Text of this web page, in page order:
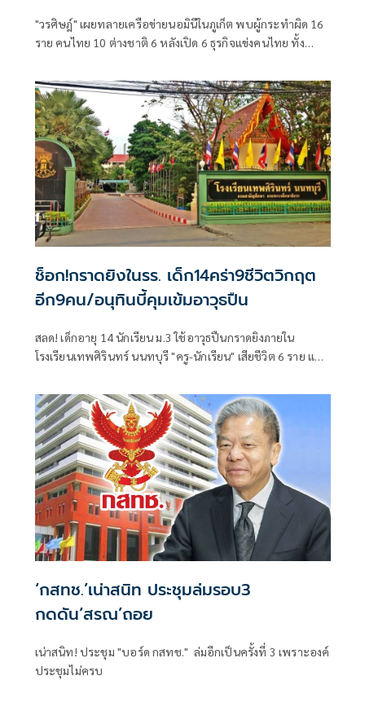
"วรศิษฎ์" เผยทลายเครือข่ายนอมินีในภูเก็ต พบผู้กระทำผิด 16
ราย คนไทย 10 ต่างชาติ 6 หลังเปิด 6 ธุรกิจแข่งคนไทย ทั้ง
ช็อก!กราดยิงในรร. เด็ก14คร่า9ชีวิตวิกฤต
อีก9คน/อนุทินบี้คุมเข้มอาวุธปืน
สลด! เด็กอายุ 14 นักเรียน ม.3 ใช้อาวุธปืนกราดยิงภายใน
โรงเรียนเทพศิรินทร์ นนทบุรี "ครู-นักเรียน" เสียชีวิต 6 ราย และ
‘กสทช.’เน่าสนิท ประชุมล่มรอบ3
กดดัน‘สรณ’ถอย
เน่าสนิท! ประชุม "บอร์ด กสทช." ล่มอีกเป็นครั้งที่ 3 เพราะองค์
ประชุมไม่ครบ